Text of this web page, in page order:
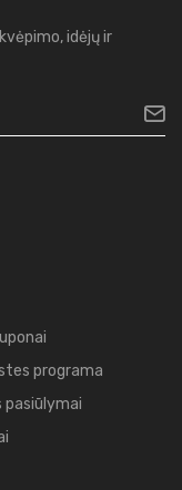
idėjų ir
programa
pasiūlymai